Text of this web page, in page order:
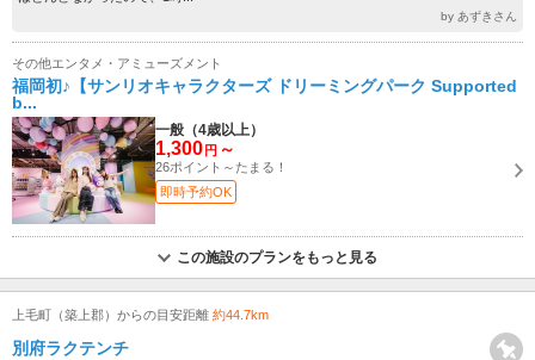
by あずきさん
その他エンタメ・アミューズメント
福岡初♪【サンリオキャラクターズ ドリーミングパーク Supported
b...
一般（4歳以上）
1,300 円 ～
26ポイント～たまる！
即時予約OK
この施設のプランをもっと見る
上毛町（築上郡）からの目安距離 約44.7km
別府ラクテンチ